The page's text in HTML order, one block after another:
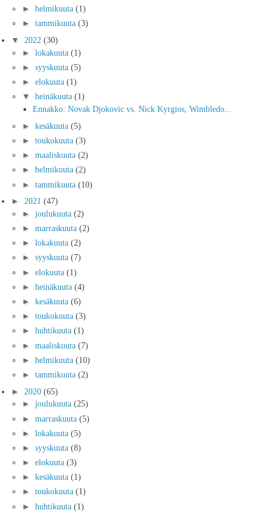
► helmikuuta (1)
► tammikuuta (3)
▼ 2022 (30)
► lokakuuta (1)
► syyskuuta (5)
► elokuuta (1)
▼ heinäkuuta (1)
Ennakko: Novak Djokovic vs. Nick Kyrgios, Wimbledo...
► kesäkuuta (5)
► toukokuuta (3)
► maaliskuuta (2)
► helmikuuta (2)
► tammikuuta (10)
► 2021 (47)
► joulukuuta (2)
► marraskuuta (2)
► lokakuuta (2)
► syyskuuta (7)
► elokuuta (1)
► heinäkuuta (4)
► kesäkuuta (6)
► toukokuuta (3)
► huhtikuuta (1)
► maaliskuuta (7)
► helmikuuta (10)
► tammikuuta (2)
► 2020 (65)
► joulukuuta (25)
► marraskuuta (5)
► lokakuuta (5)
► syyskuuta (8)
► elokuuta (3)
► kesäkuuta (1)
► toukokuuta (1)
► huhtikuuta (1)